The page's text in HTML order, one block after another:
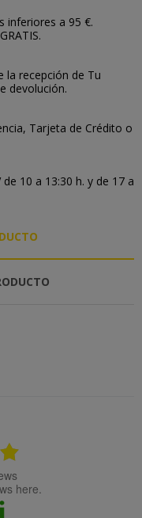
inferiores a 95 €.
la recepción de Tu
devolución.
Tarjeta de Crédito o
10 a 13:30 h. y de 17 a
here.